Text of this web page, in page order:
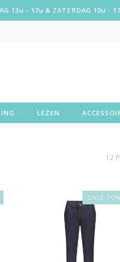
13u - 17u & ZATERDAG 10u -
LEZEN
12
SALE-70%